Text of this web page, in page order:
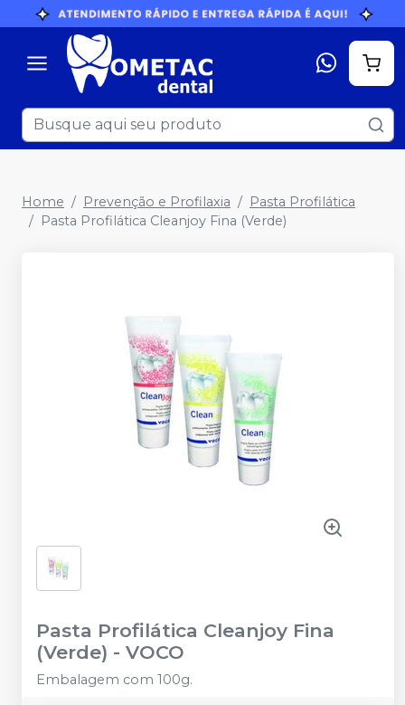
Home Prevenção e Profilaxia
Pasta Profilática
Pasta Profilática Cleanjoy Fina (Verde)
Pasta Profilática Cleanjoy Fina
(Verde) - VOCO
Embalagem com 100g.